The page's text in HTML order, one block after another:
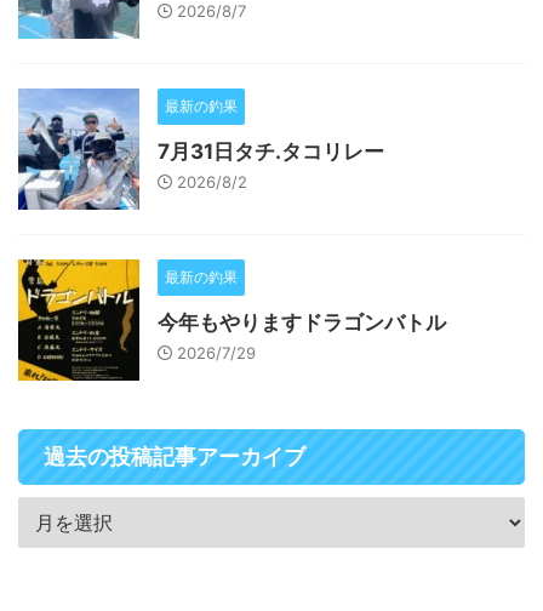
2026/8/7
最新の釣果
7月31日タチ.タコリレー
2026/8/2
最新の釣果
今年もやりますドラゴンバトル
2026/7/29
過去の投稿記事アーカイブ